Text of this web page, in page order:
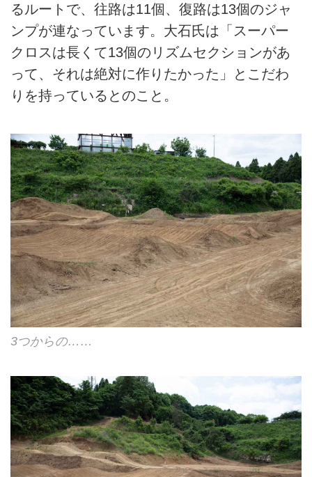
るルートで、往路は11個、復路は13個のジャ
ンプが連なっています。大石氏は「スーパー
クロスは長くて13個のリズムセクションがあ
って、それは絶対に作りたかった」とこだわ
りを持っているとのこと。
3つからの……